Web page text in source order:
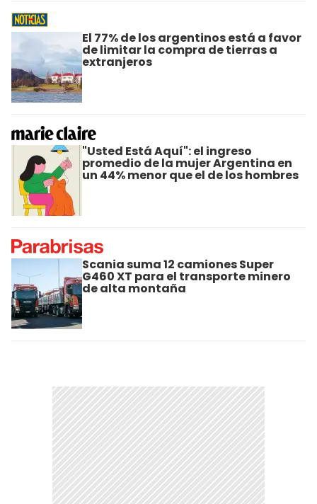
El 77% de los argentinos está a favor
de limitar la compra de tierras a
extranjeros
"Usted Está Aquí": el ingreso
promedio de la mujer Argentina en
un 44% menor que el de los hombres
Scania suma 12 camiones Super
G460 XT para el transporte minero
de alta montaña